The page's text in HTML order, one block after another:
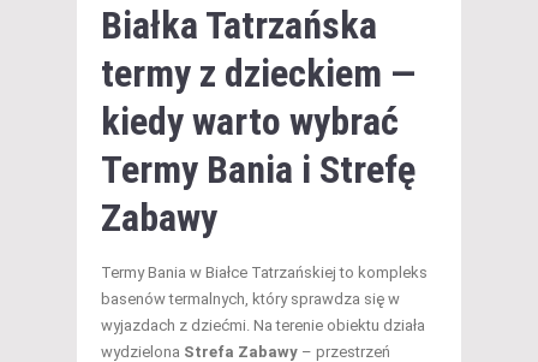
Białka Tatrzańska
termy z dzieckiem —
kiedy warto wybrać
Termy Bania i Strefę
Zabawy
Termy Bania w Białce Tatrzańskiej to kompleks
basenów termalnych, który sprawdza się w
wyjazdach z dziećmi. Na terenie obiektu działa
wydzielona Strefa Zabawy – przestrzeń